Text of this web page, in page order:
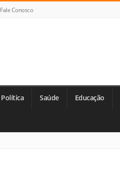
Fale Conosco
Política Saúde Educação